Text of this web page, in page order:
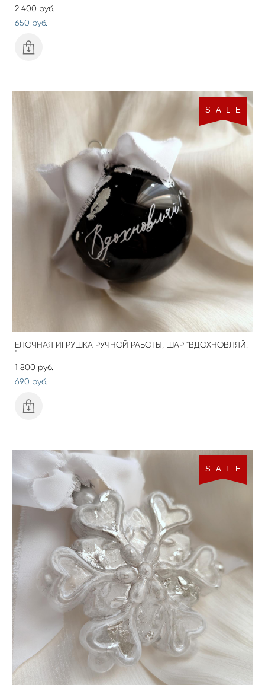
2 400 pуб.
650 pуб.
S A L E
ЕЛОЧНАЯ ИГРУШКА РУЧНОЙ РАБОТЫ, ШАР "ВДОХНОВЛЯЙ!
"
1 800 pуб.
690 pуб.
S A L E